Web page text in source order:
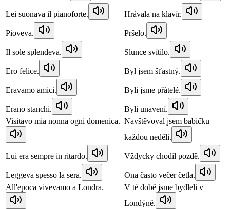
Lei suonava il pianoforte. Hrávala na klavír.
Pioveva. Pršelo.
Il sole splendeva. Slunce svítilo.
Ero felice. Byl jsem šťastný.
Eravamo amici. Byli jsme přátelé.
Erano stanchi.
Byli unavení.
Visitavo mia nonna ogni domenica. Navštěvoval jsem babičku
každou neděli.
Lui era sempre in ritardo. Vždycky chodil pozdě.
Leggeva spesso la sera.
Ona často večer četla.
All'epoca vivevamo a Londra.
V té době jsme bydleli v
Londýně.